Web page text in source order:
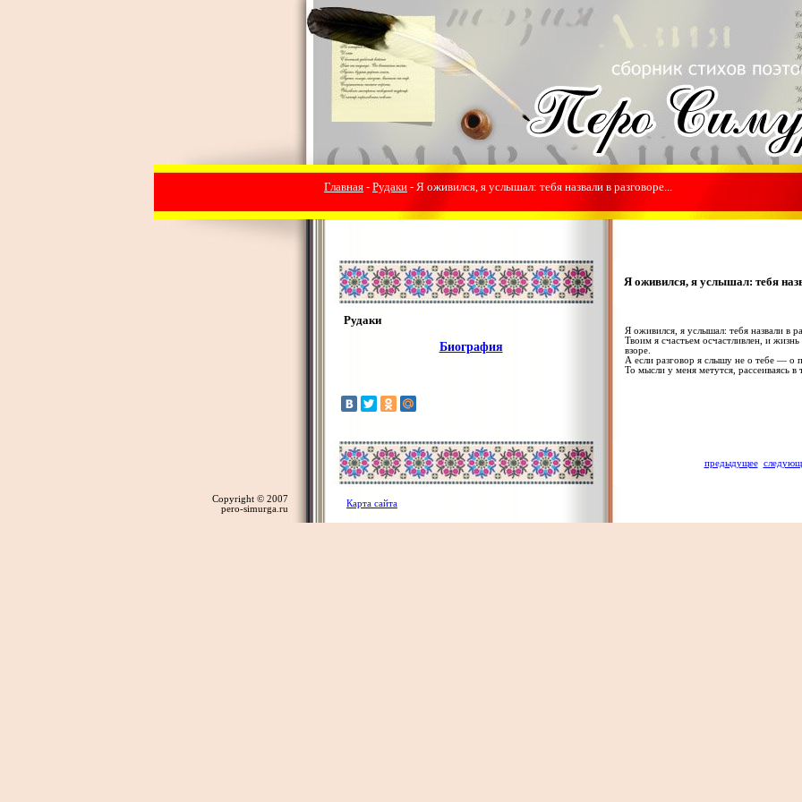
Главная - Рудаки - Я оживился, я услышал: тебя назвали в разговоре...
Я оживился, я услышал: тебя
Рудаки
Биография
Я оживился, я услышал: тебя назвали в
Твоим я счастьем осчастливлен, и
взоре.
А если разговор я слышу не о тебе — о
То мысли у меня метутся, рассеиваясь в
предыдущее
Copyright © 2007
pero-simurga.ru
Карта сайта